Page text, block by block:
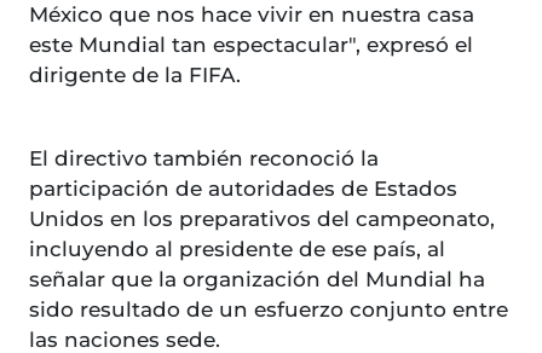
México que nos hace vivir en nuestra casa
este Mundial tan espectacular", expresó el
dirigente de la FIFA.
El directivo también reconoció la
participación de autoridades de Estados
Unidos en los preparativos del campeonato,
incluyendo al presidente de ese país, al
señalar que la organización del Mundial ha
sido resultado de un esfuerzo conjunto entre
las naciones sede.